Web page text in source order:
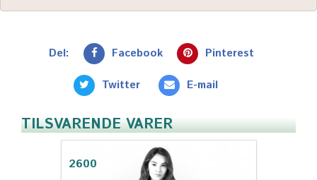
Del: Facebook Pinterest
Twitter E-mail
TILSVARENDE VARER
2600